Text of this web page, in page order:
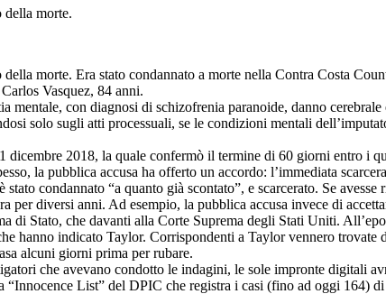
della morte.
morte. Era stato condannato a morte nella Contra Costa
Vasquez, 84 anni.
con diagnosi di schizofrenia paranoide, danno
solo sugli atti processuali, se le condizioni mentali
2018, la quale confermò il termine di 60 giorni entro i
la pubblica accusa ha offerto un accordo: l’immediata
condannato “a quanto già scontato”, e scarcerato. Se avesse
diversi anni. Ad esempio, la pubblica accusa invece di
Stato, che davanti alla Corte Suprema degli Stati Uniti.
hanno indicato Taylor. Corrispondenti a Taylor vennero
alcuni giorni prima per rubare.
che avevano condotto le indagini, le sole impronte digitali
List” del DPIC che registra i casi (fino ad oggi 164)